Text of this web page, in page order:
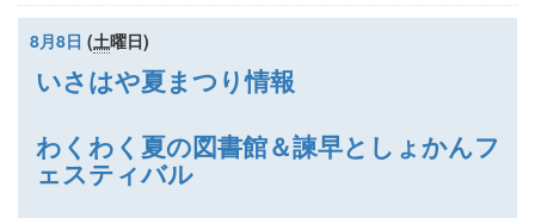
8月8日 (土曜日)
いさはや夏まつり情報
わくわく夏の図書館＆諫早としょかんフ
ェスティバル